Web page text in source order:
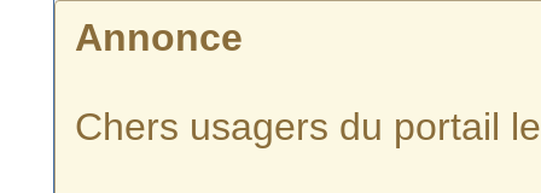
Annonce
Chers usagers du portail